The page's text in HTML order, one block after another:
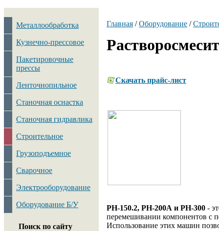
Металлообработка
Кузнечно-прессовое
Пакетировочные
прессы
Ленточнопильное
Станочная оснастка
Станочная гидравлика
Строительное
Грузоподъемное
Сварочное
Электрооборудование
Оборудование Б/У
Поиск по сайту
Главная /Оборудование /
Скачать прайс-лист
РН-150.2, РН-200А и РН-300 -
перемешивании компонентов с
Использование этих машин